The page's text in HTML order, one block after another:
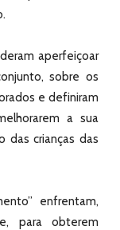
aperfeiçoar
sobre os
e definiram
a sua
das crianças das
enfrentam,
para obterem